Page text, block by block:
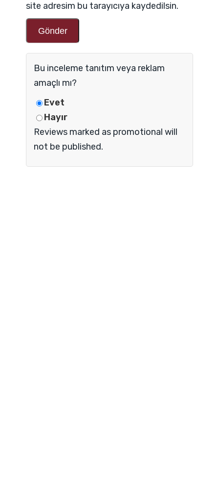
site adresim bu tarayıcıya kaydedilsin.
Bu inceleme tanıtım veya reklam
amaçlı mı?
Evet
Hayır
Reviews marked as promotional will
not be published.